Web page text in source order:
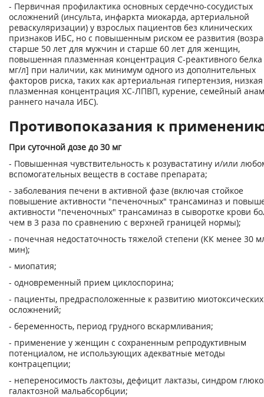
- Первичная профилактика основных сердечно-сосудистых
осложнений (инсульта, инфаркта миокарда, артериальной
реваскуляризации) у взрослых пациентов без клинических
признаков ИБС, но с повышенным риском ее развития
старше 50 лет для мужчин и старше 60 лет для женщин,
повышенная плазменная концентрация С-реактивного белка
мг/л] при наличии, как минимум одного из дополнительных
факторов риска, таких как артериальная гипертензия, низкая
плазменная концентрация ХС-ЛПВП, курение, семейный
раннего начала ИБС).
Противопоказания к
При суточной дозе до 30 мг
- Повышенная чувствительность к розувастатину и/или
вспомогательных веществ в составе препарата;
- заболевания печени в активной фазе (включая стойкое
повышение активности "печеночных" трансаминаз и
активности "печеночных" трансаминаз в сыворотке крови
чем в 3 раза по сравнению с верхней границей нормы);
- почечная недостаточность тяжелой степени (КК менее 30
мин);
- миопатия;
- одновременный прием циклоспорина;
- пациенты, предрасположенные к развитию миотоксических
осложнений;
- беременность, период грудного вскармливания;
- применение у женщин с сохраненным репродуктивным
потенциалом, не использующих адекватные методы
контрацепции;
- непереносимость лактозы, дефицит лактазы, синдром
галактозной мальабсорбции;